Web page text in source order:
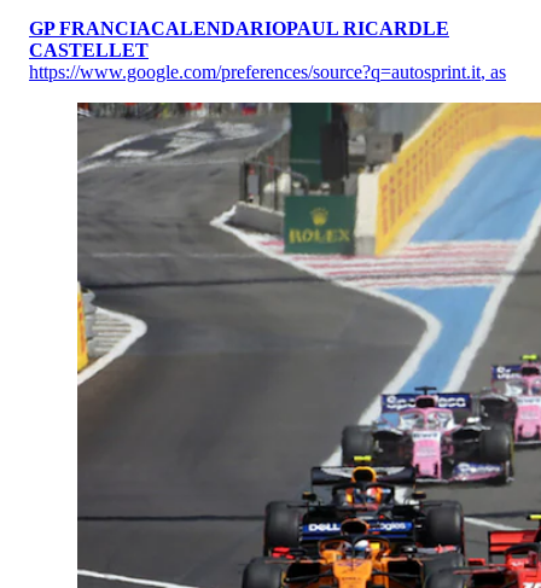
GP FRANCIACALENDARIOPAUL RICARDLE
CASTELLET
https://www.google.com/preferences/source?q=autosprint.it, as